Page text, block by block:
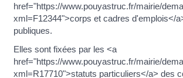
href="https://www.pouyastruc.fr/mairie/
xml=F12344">corps et cadres d'emplois</
publiques.
Elles sont fixées par les <a
href="https://www.pouyastruc.fr/mairie/
xml=R17710">statuts particuliers</a> des